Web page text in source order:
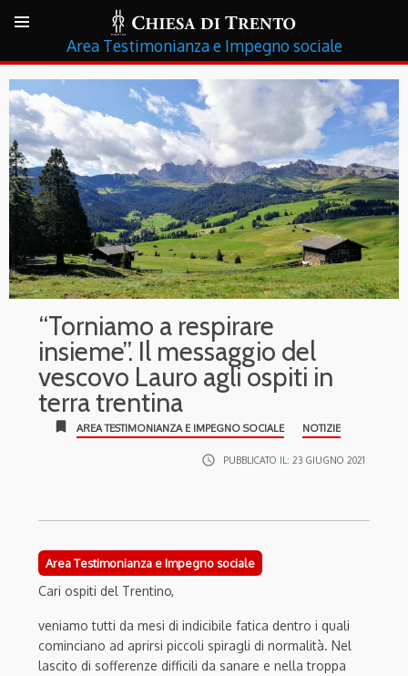
Testimonianza e Impegno sociale
“Torniamo a respirare
insieme”. Il messaggio del
vescovo Lauro agli ospiti in
terra trentina
bookmark AREA TESTIMONIANZA E IMPEGNO SOCIALE NOTIZIE
access_time PUBBLICATO IL: 23 GIUGNO 2021
Area Testimonianza e Impegno sociale
Cari ospiti del Trentino,
veniamo tutti da mesi di indicibile fatica dentro i quali
cominciano ad aprirsi piccoli spiragli di normalità. Nel
lascito di sofferenze difficili da sanare e nella troppa